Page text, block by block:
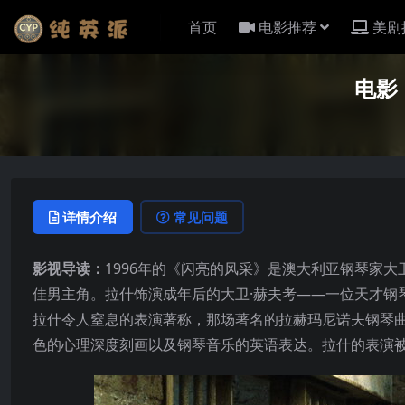
首页 电影推荐 美
电
详情介绍 常见问题
影视导读： 1996年的《闪亮的风采》是澳大利亚钢琴家
佳男主角。拉什饰演成年后的大卫·赫夫考——一位天才
拉什令人窒息的表演著称，那场著名的拉赫玛尼诺夫钢
色的心理深度刻画以及钢琴音乐的英语表达。拉什的表演